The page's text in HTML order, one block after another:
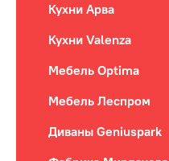
Кухни Арва
Кухни Valenza
Мебель Optima
Мебель Леспром
Диваны Geniuspark